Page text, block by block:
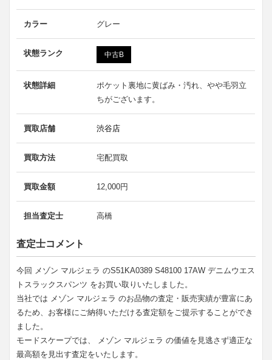
カラー グレー
状態ランク 中古B
状態詳細
ポケット裏地に黄ばみ・汚れ、やや毛羽立
ちがございます。
買取店舗 渋谷店
買取方法 宅配買取
買取金額 12,000円
担当査定士 高橋
査定士コメント
今回 メゾン マルジェラ のS51KA0389 S48100 17AW デニムウエス
トスラックスパンツ をお買い取りいたしました。
当社では メゾン マルジェラ のお品物の査定・販売実績が豊富にあ
るため、お客様にご納得いただける査定額をご提示することができ
ました。
モードスケープでは、 メゾン マルジェラ の価値を見逃さず適正な
最高額を見出す査定をいたします。